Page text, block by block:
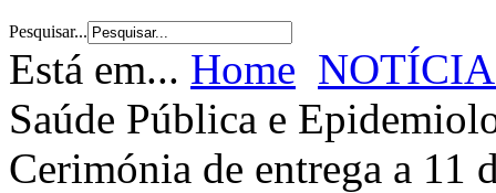
Pesquisar...
Está em... Home
Saúde Pública e
Cerimónia de entrega a 11